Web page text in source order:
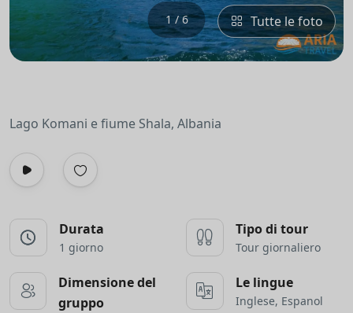
1 / 6 Tutte le foto
Lago Komani e fiume Shala, Albania
Durata
1 giorno
Tipo di tour
Tour giornaliero
Dimensione del
gruppo
Le lingue
Inglese, Espanol